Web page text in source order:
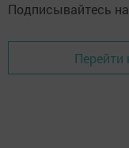
Подписывайтесь на
Перейти